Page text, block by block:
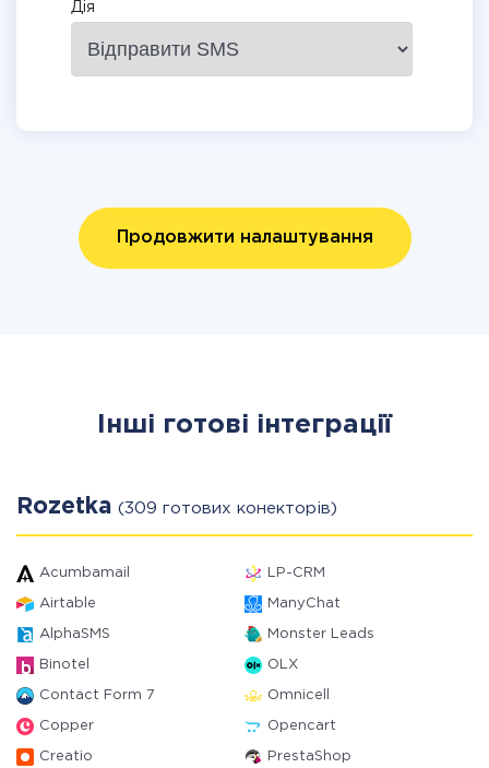
Дія
Продовжити налаштування
Інші готові інтеграції
Rozetka (309 готових конекторів)
Acumbamail LP-CRM
Airtable ManyChat
AlphaSMS Monster Leads
Binotel OLX
Contact Form 7 Omnicell
Copper Opencart
Creatio PrestaShop